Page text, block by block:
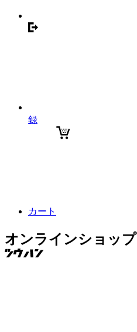
録
カート
オンラインショップ